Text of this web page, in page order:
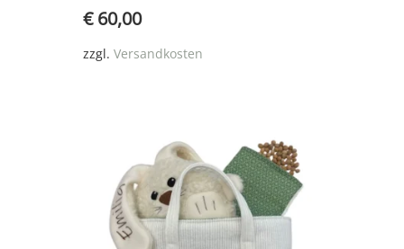
€60,00
zzgl. Versandkosten